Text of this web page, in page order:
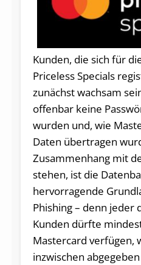
Kunden, die sich für
Priceless Specials
zunächst wachsam
offenbar keine
wurden und, wie
Daten übertragen
Zusammenhang mit
stehen, ist die
hervorragende
Phishing – denn jeder
Kunden dürfte
Mastercard verfügen,
inzwischen